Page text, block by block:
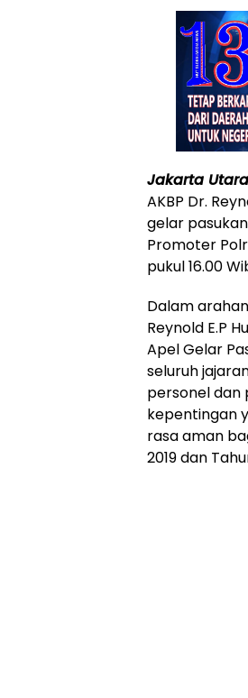
Jakarta
AKBP Dr.
gelar
Promoter
pukul 16.00
Dalam
Reynold E.P
Apel Gelar
seluruh
personel dan
kepentingan
rasa aman
2019 dan